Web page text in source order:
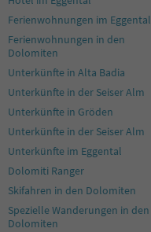
42
43
44
46
47
48
49
51
52
53
54
55
Ferienwohnungen im Eggental
Ferienwohnungen in den
Dolomiten
Unterkünfte in Alta Badia
Unterkünfte in der Seiser Alm
Unterkünfte in Gröden
Unterkünfte in der Seiser Alm
Unterkünfte im Eggental
Dolomiti Ranger
Skifahren in den Dolomiten
Spezielle Wanderungen in den
Dolomiten